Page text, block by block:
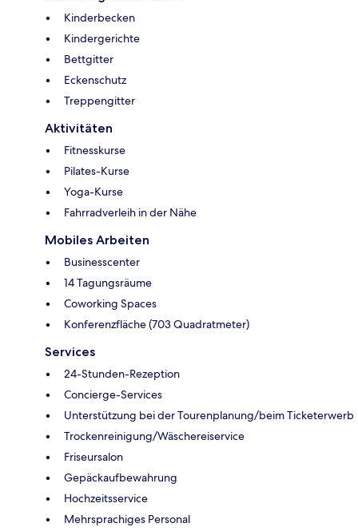
Kinderbecken
Kindergerichte
Bettgitter
Eckenschutz
Treppengitter
Aktivitäten
Fitnesskurse
Pilates-Kurse
Yoga-Kurse
Fahrradverleih in der Nähe
Mobiles Arbeiten
Businesscenter
14 Tagungsräume
Coworking Spaces
Konferenzfläche (703 Quadratmeter)
Services
24-Stunden-Rezeption
Concierge-Services
Unterstützung bei der Tourenplanung/beim Ticketerwerb
Trockenreinigung/Wäschereiservice
Friseursalon
Gepäckaufbewahrung
Hochzeitsservice
Mehrsprachiges Personal